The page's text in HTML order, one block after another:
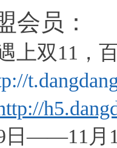
会员：
上双11，
日——11 月